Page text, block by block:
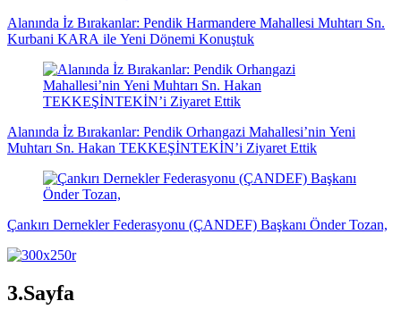
Alanında İz Bırakanlar: Pendik Harmandere Mahallesi Muhtarı Sn.
Kurbani KARA ile Yeni Dönemi Konuştuk
Alanında İz Bırakanlar: Pendik Orhangazi Mahallesi’nin Yeni
Muhtarı Sn. Hakan TEKKEŞİNTEKİN’i Ziyaret Ettik
Çankırı Dernekler Federasyonu (ÇANDEF) Başkanı Önder Tozan,
3.Sayfa